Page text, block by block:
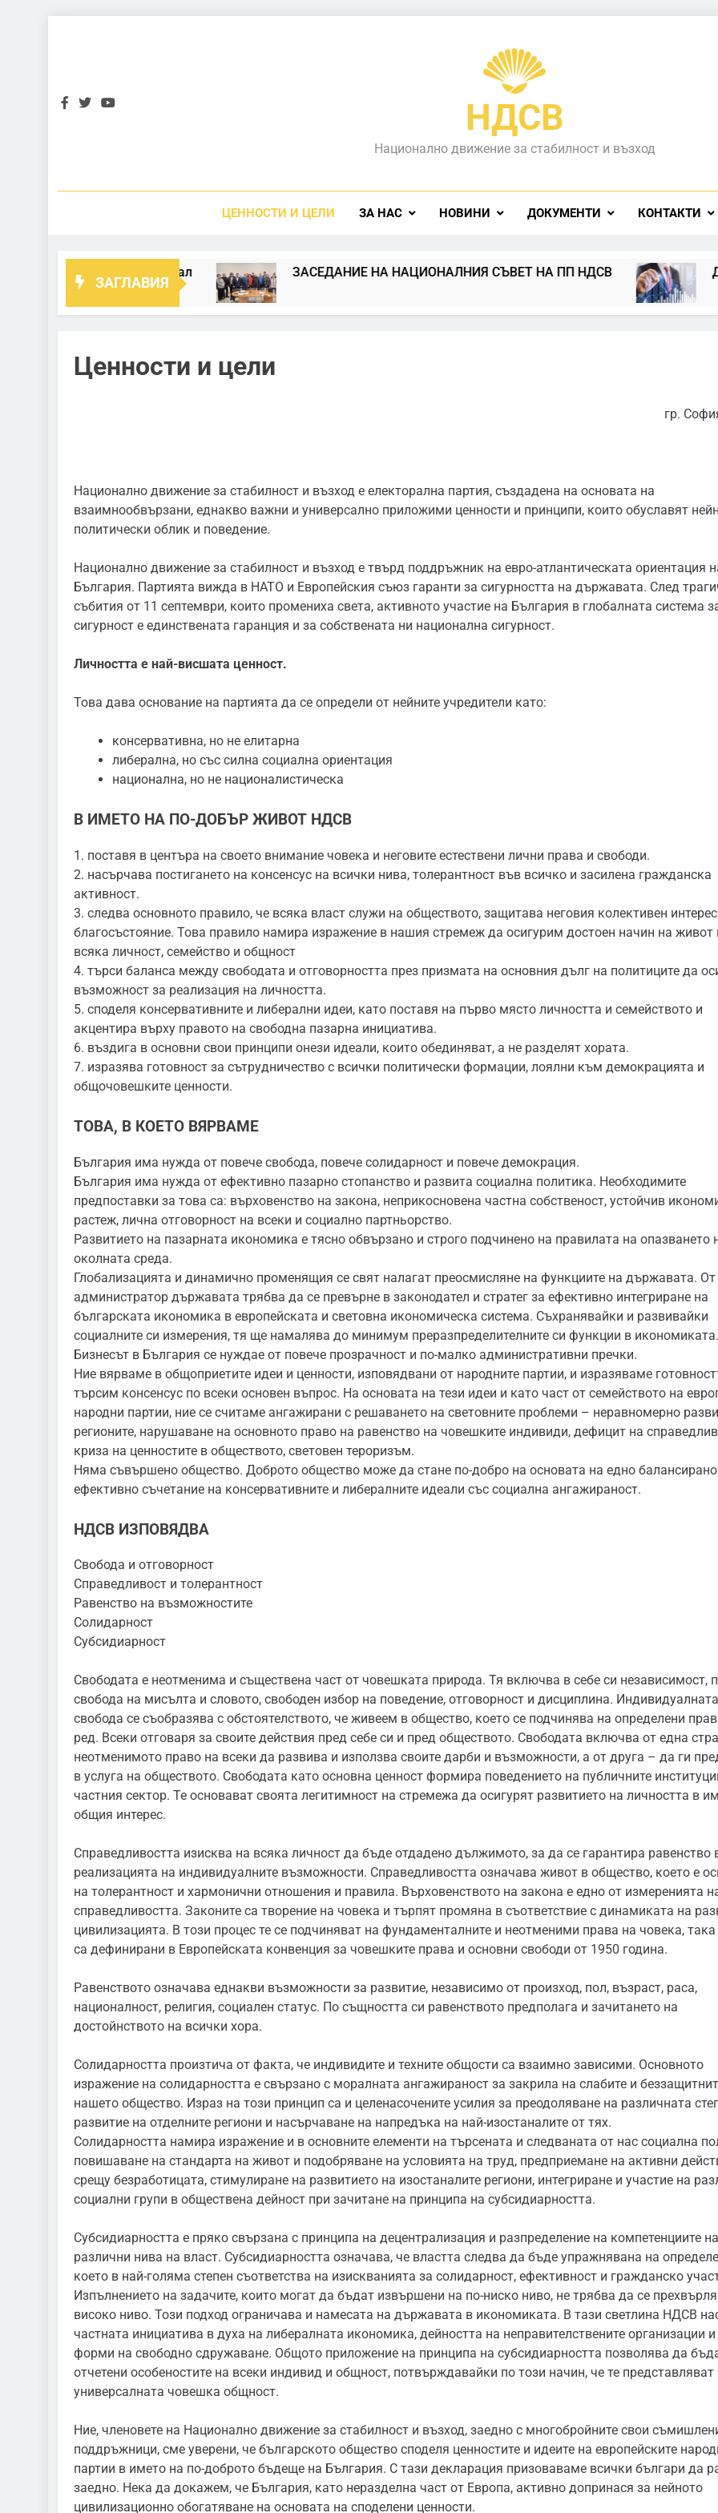
НДСВ
Национално движение за стабилност и възход
ЦЕННОСТИ И ЦЕЛИ ЗА НАС НОВИНИ ДОКУМЕНТИ КОНТАКТИ
ЗАГЛАВИЯ
Телевизионен Канал ЗАСЕДАНИЕ НА НАЦИОНАЛНИЯ СЪВЕТ НА ПП НДСВ Д Е К Л
Ценности и цели
гр.
Национално движение за стабилност и възход е електорална партия, създадена на основата на
взаимнообвързани, еднакво важни и универсално приложими ценности и принципи, които обуславят
политически облик и поведение.
Национално движение за стабилност и възход е твърд поддръжник на евро-атлантическата ориентация
България. Партията вижда в НАТО и Европейския съюз гаранти за сигурността на държавата. След
събития от 11 септември, които промениха света, активното участие на България в глобалната система
сигурност е единствената гаранция и за собствената ни национална сигурност.
Личността е най-висшата ценност.
Това дава основание на партията да се определи от нейните учредители като:
консервативна, но не елитарна
либерална, но със силна социална ориентация
национална, но не националистическа
В ИМЕТО НА ПО-ДОБЪР ЖИВОТ НДСВ
1. поставя в центъра на своето внимание човека и неговите естествени лични права и свободи.
2. насърчава постигането на консенсус на всички нива, толерантност във всичко и засилена гражданска
активност.
3. следва основното правило, че всяка власт служи на обществото, защитава неговия колективен
благосъстояние. Това правило намира изражение в нашия стремеж да осигурим достоен начин на живот
всяка личност, семейство и общност
4. търси баланса между свободата и отговорността през призмата на основния дълг на политиците да
възможност за реализация на личността.
5. споделя консервативните и либерални идеи, като поставя на първо място личността и семейството и
акцентира върху правото на свободна пазарна инициатива.
6. въздига в основни свои принципи онези идеали, които обединяват, а не разделят хората.
7. изразява готовност за сътрудничество с всички политически формации, лоялни към демокрацията и
общочовешките ценности.
ТОВА, В КОЕТО ВЯРВАМЕ
България има нужда от повече свобода, повече солидарност и повече демокрация.
България има нужда от ефективно пазарно стопанство и развита социална политика. Необходимите
предпоставки за това са: върховенство на закона, неприкосновена частна собственост, устойчив
растеж, лична отговорност на всеки и социално партньорство.
Развитието на пазарната икономика е тясно обвързано и строго подчинено на правилата на опазването
околната среда.
Глобализацията и динамично променящия се свят налагат преосмисляне на функциите на държавата. От
администратор държавата трябва да се превърне в законодател и стратег за ефективно интегриране на
българската икономика в европейската и световна икономическа система. Съхранявайки и развивайки
социалните си измерения, тя ще намалява до минимум преразпределителните си функции в икономиката.
Бизнесът в България се нуждае от повече прозрачност и по-малко административни пречки.
Ние вярваме в общоприетите идеи и ценности, изповядвани от народните партии, и изразяваме
търсим консенсус по всеки основен въпрос. На основата на тези идеи и като част от семейството на
народни партии, ние се считаме ангажирани с решаването на световните проблеми – неравномерно
регионите, нарушаване на основното право на равенство на човешките индивиди, дефицит на
криза на ценностите в обществото, световен тероризъм.
Няма съвършено общество. Доброто общество може да стане по-добро на основата на едно
ефективно съчетание на консервативните и либералните идеали със социална ангажираност.
НДСВ ИЗПОВЯДВА
Свобода и отговорност
Справедливост и толерантност
Равенство на възможностите
Солидарност
Субсидиарност
Свободата е неотменима и съществена част от човешката природа. Тя включва в себе си независимост,
свобода на мисълта и словото, свободен избор на поведение, отговорност и дисциплина. Индивидуалната
свобода се съобразява с обстоятелството, че живеем в общество, което се подчинява на определени
ред. Всеки отговаря за своите действия пред себе си и пред обществото. Свободата включва от една
неотменимото право на всеки да развива и използва своите дарби и възможности, а от друга – да ги
в услуга на обществото. Свободата като основна ценност формира поведението на публичните
частния сектор. Те основават своята легитимност на стремежа да осигурят развитието на личността в
общия интерес.
Справедливостта изисква на всяка личност да бъде отдадено дължимото, за да се гарантира равенство
реализацията на индивидуалните възможности. Справедливостта означава живот в общество, което е
на толерантност и хармонични отношения и правила. Върховенството на закона е едно от измеренията
справедливостта. Законите са творение на човека и търпят промяна в съответствие с динамиката на
цивилизацията. В този процес те се подчиняват на фундаменталните и неотменими права на човека,
са дефинирани в Европейската конвенция за човешките права и основни свободи от 1950 година.
Равенството означава еднакви възможности за развитие, независимо от произход, пол, възраст, раса,
националност, религия, социален статус. По същността си равенството предполага и зачитането на
достойнството на всички хора.
Солидарността произтича от факта, че индивидите и техните общости са взаимно зависими. Основното
изражение на солидарността е свързано с моралната ангажираност за закрила на слабите и
нашето общество. Израз на този принцип са и целенасочените усилия за преодоляване на различната
развитие на отделните региони и насърчаване на напредъка на най-изостаналите от тях.
Солидарността намира изражение и в основните елементи на търсената и следваната от нас социална
повишаване на стандарта на живот и подобряване на условията на труд, предприемане на активни
срещу безработицата, стимулиране на развитието на изостаналите региони, интегриране и участие на
социални групи в обществена дейност при зачитане на принципа на субсидиарността.
Субсидиарността е пряко свързана с принципа на децентрализация и разпределение на компетенциите на
различни нива на власт. Субсидиарността означава, че властта следва да бъде упражнявана на
което в най-голяма степен съответства на изискванията за солидарност, ефективност и гражданско
Изпълнението на задачите, които могат да бъдат извършени на по-ниско ниво, не трябва да се
високо ниво. Този подход ограничава и намесата на държавата в икономиката. В тази светлина НДСВ
частната инициатива в духа на либералната икономика, дейността на неправителствените организации
форми на свободно сдружаване. Общото приложение на принципа на субсидиарността позволява да
отчетени особеностите на всеки индивид и общност, потвърждавайки по този начин, че те представляват
универсалната човешка общност.
Ние, членовете на Национално движение за стабилност и възход, заедно с многобройните свои
поддръжници, сме уверени, че българското общество споделя ценностите и идеите на европейските
партии в името на по-доброто бъдеще на България. С тази декларация призоваваме всички българи да
заедно. Нека да докажем, че България, като неразделна част от Европа, активно допринася за нейното
цивилизационно обогатяване на основата на споделени ценности.